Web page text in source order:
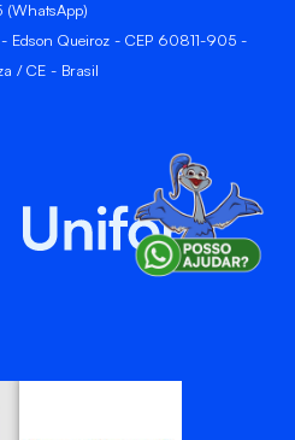
- Edson Queiroz - CEP 60811-905 -
/ CE - Brasil